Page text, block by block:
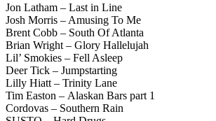
Jon Latham – Last in Line
Josh Morris – Amusing To Me
Brent Cobb – South Of Atlanta
Brian Wright – Glory Hallelujah
Lil’ Smokies – Fell Asleep
Deer Tick – Jumpstarting
Lilly Hiatt – Trinity Lane
Tim Easton – Alaskan Bars part 1
Cordovas – Southern Rain